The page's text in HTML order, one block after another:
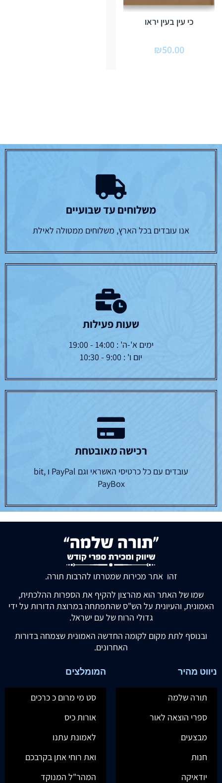
כי עין בעין יראו
₪50.00
משלוחים עד שבועיים
אנו עובדים בכל הארץ, משלוחים ממטולה לאילת
שעות פעילות
ימים א'-ה' : 14:00 - 19:00
יום ו' : 9:00 - 10:30
רכישה מאובטחת
עובדים עם כל כרטיסי האשראי וגם PayPal ו bit,
PayBox
זהו אתר מכירות שמטרתו להרבות תורה.
שמו של האתר הוא מהרצון להקיף את הספרות ההלכתית,
האמונית, והעיונית על הש"ס שהתפתחה במרוצת הדורות על ידי
גדולי הרוח של עם ישראל.
ובנוסף לתת מקום לקומה החדשה האמונית שצמחה בדורות
האחרונים.
ניווט מהיר
תורה שלמה
ספרי הוצאה לאור
מבצעים
חנות
יודאיקה
המומלצים
סט מי מרום כ כרכים
אורות כיס
לאמונת עתנו
ואת רוחי אתן בקרבכם
המהר"ל המנוקד